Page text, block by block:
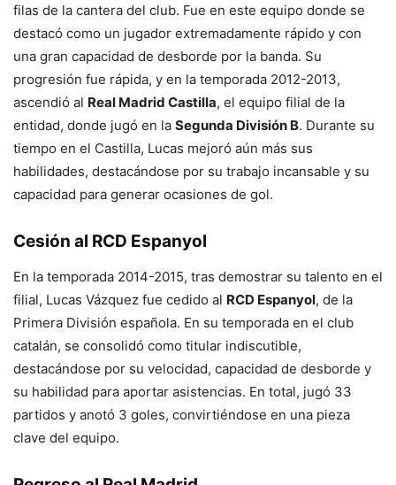
filas de la cantera del club. Fue en este equipo donde se
destacó como un jugador extremadamente rápido y con
una gran capacidad de desborde por la banda. Su
progresión fue rápida, y en la temporada 2012-2013,
ascendió al Real Madrid Castilla, el equipo filial de la
entidad, donde jugó en la Segunda División B. Durante su
tiempo en el Castilla, Lucas mejoró aún más sus
habilidades, destacándose por su trabajo incansable y su
capacidad para generar ocasiones de gol.
Cesión al RCD Espanyol
En la temporada 2014-2015, tras demostrar su talento en el
filial, Lucas Vázquez fue cedido al RCD Espanyol, de la
Primera División española. En su temporada en el club
catalán, se consolidó como titular indiscutible,
destacándose por su velocidad, capacidad de desborde y
su habilidad para aportar asistencias. En total, jugó 33
partidos y anotó 3 goles, convirtiéndose en una pieza
clave del equipo.